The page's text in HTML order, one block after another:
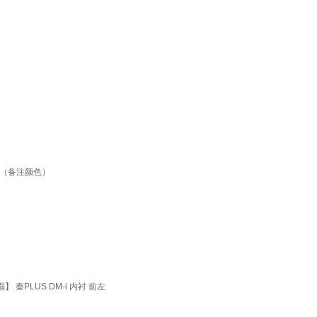
备注颜色）
】 秦PLUS DM-i 内衬 前左